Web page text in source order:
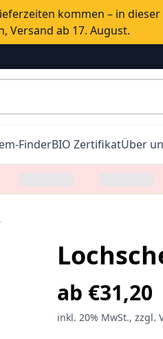
kommen – in
Versand ab 17. August.
FinderBIO ZertifikatÜber
ab €31,20
inkl. 20% MwSt., zzgl.